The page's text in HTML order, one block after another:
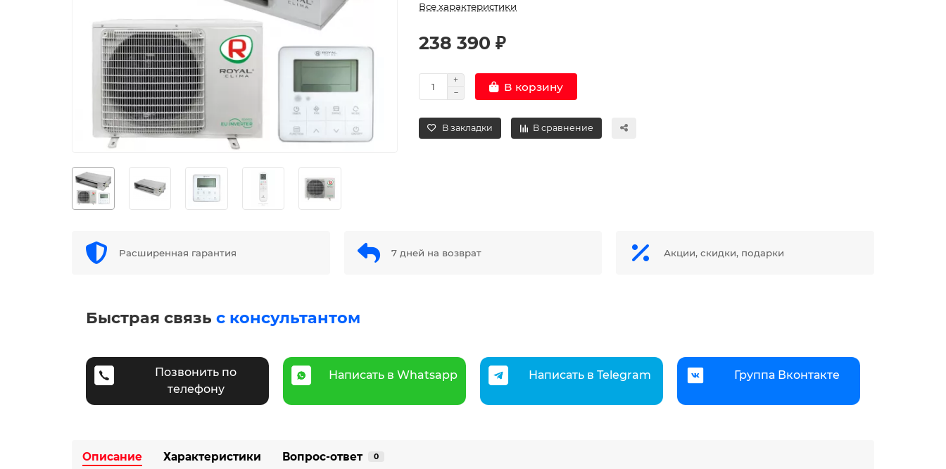
Все характеристики
238 390 ₽
В корзину
В закладки В сравнение
Расширенная гарантия 7 дней на возврат Акции, скидки, подарки
Быстрая связь с консультантом
Позвонить по
телефону
Написать в Whatsapp Написать в Telegram Группа Вконтакте
Описание Характеристики Вопрос-ответ 0